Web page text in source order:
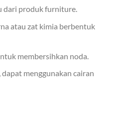
dari produk furniture.
atau zat kimia berbentuk
membersihkan noda.
menggunakan cairan